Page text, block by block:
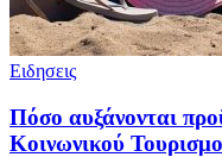
Ειδησεις
Πόσο αυξάνονται
Κοινωνικού